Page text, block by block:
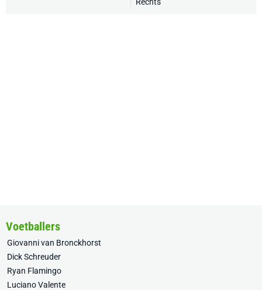
Voetballers
Giovanni van Bronckhorst
Dick Schreuder
Ryan Flamingo
Luciano Valente